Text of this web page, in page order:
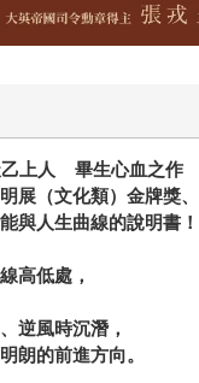
上人 畢生心血之作
展（文化類）金牌獎
與人生曲線的說明書！
高低處，
逆風時沉潛，
朗的前進方向。